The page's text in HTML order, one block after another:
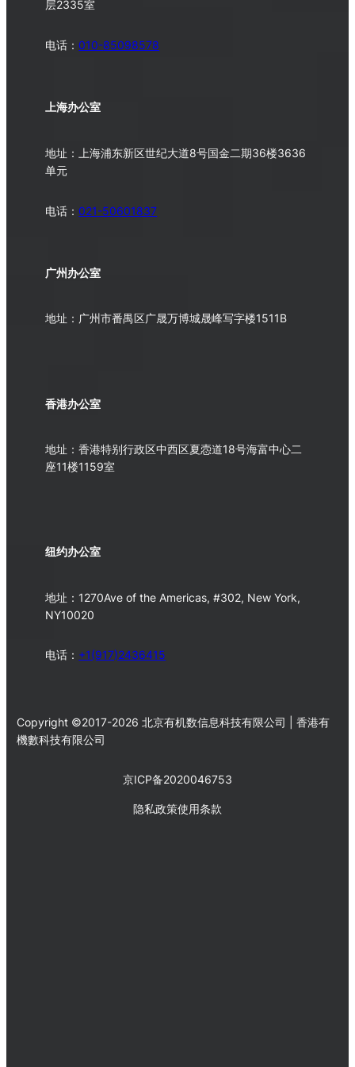
层2335室
电话：010-85098578
上海办公室
地址：上海浦东新区世纪大道8号国金二期36楼3636
单元
电话：021-50601837
广州办公室
地址：广州市番禺区广晟万博城晟峰写字楼1511B
香港办公室
地址：香港特别行政区中西区夏悫道18号海富中心二
座11楼1159室
纽约办公室
地址：1270Ave of the Americas, #302, New York,
NY10020
电话： +1(917)2436415
Copyright ©2017-2026 北京有机数信息科技有限公司 | 香港有
機數科技有限公司
京ICP备2020046753
隐私政策使用条款